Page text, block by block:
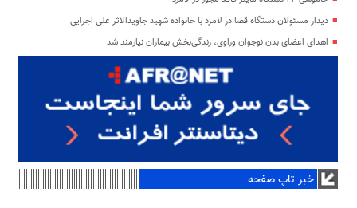
دیدار مسئولان دستگاه قضا در لامرد با خانواده شهید جاویدالاثر علی اجرایی
اهدای اعضای بدن نوجوان وراوی، زندگی‌بخش بیماران نیازمند شد
خبر تاپ صفحه